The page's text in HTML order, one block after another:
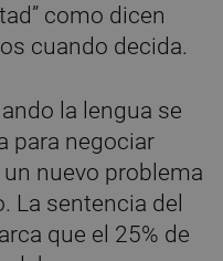
como dicen
cuando decida.
la lengua se
para negociar
nuevo problema
La sentencia del
que el 25% de